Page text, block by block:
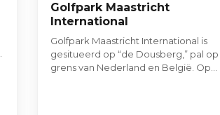
Golfpark Maastricht
International
Golfpark Maastricht International is
gesitueerd op “de Dousberg,” pal
grens van Nederland en België. Op